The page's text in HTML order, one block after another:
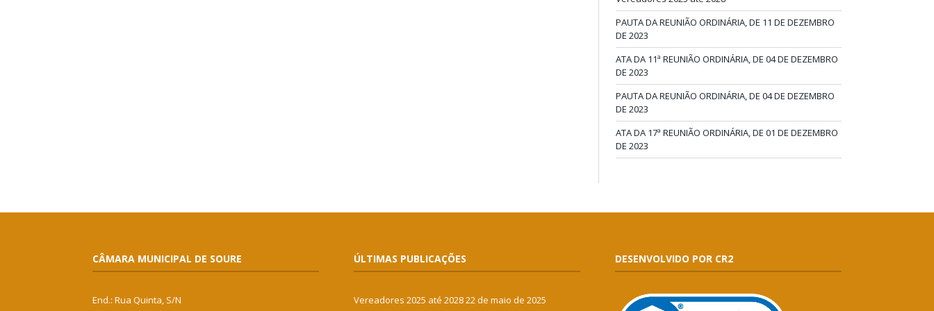
PAUTA DA REUNIÃO ORDINÁRIA, DE 11 DE DEZEMBRO
DE 2023
ATA DA 11ª REUNIÃO ORDINÁRIA, DE 04 DE DEZEMBRO
DE 2023
PAUTA DA REUNIÃO ORDINÁRIA, DE 04 DE DEZEMBRO
DE 2023
ATA DA 17ª REUNIÃO ORDINÁRIA, DE 01 DE DEZEMBRO
DE 2023
CÂMARA MUNICIPAL DE SOURE
End.: Rua Quinta, S/N
ÚLTIMAS PUBLICAÇÕES
Vereadores 2025 até 202822 de maio de 2025
DESENVOLVIDO POR CR2